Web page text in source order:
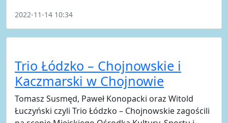
2022-11-14 10:34
Trio Łódzko – Chojnowskie i
Kaczmarski w Chojnowie
Tomasz Susmęd, Paweł Konopacki oraz Witold
Łuczyński czyli Trio Łódzko – Chojnowskie zagościli